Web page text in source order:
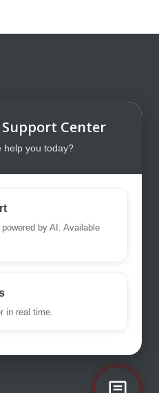
– Your specialist
chat
Support Center
help you today?
powered by AI. Available
in real time.